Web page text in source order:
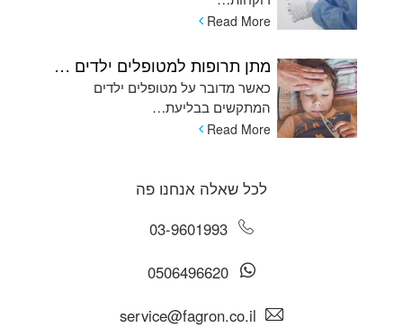
Read More
מתן תרופות למטופלים ילדים המתקשים בשימוש בכדורים ומהן האלטרנטיבות
כאשר מדובר על מטופלים ילדים
המתקשים בבליעת…
Read More
לכל שאלה אנחנו פה
03-9601993
0506496620
service@fagron.co.il